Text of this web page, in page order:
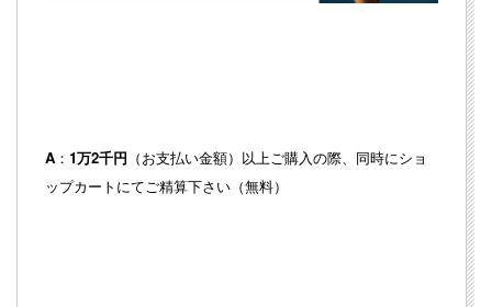
A ： 1万2千円 （お支払い金額）以上ご購入の際、同時にショ
ップカートにてご精算下さい（無料）